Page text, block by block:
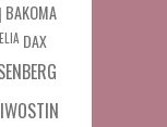
BAKOMA
DAX
IWOSTIN